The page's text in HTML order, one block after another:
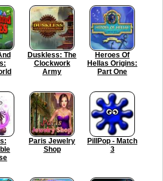
Duskless: The
Clockwork
Army
Heroes Of
Hellas Origins:
Part One
Paris Jewelry
Shop
PillPop - Match
3